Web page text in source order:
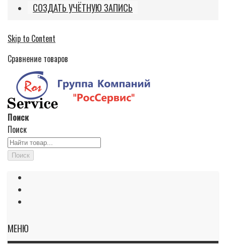
СОЗДАТЬ УЧЁТНУЮ ЗАПИСЬ
Skip to Content
Сравнение товаров
Поиск
Поиск
Поиск
МЕНЮ